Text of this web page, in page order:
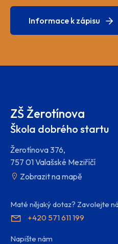
Informace k zápisu
ZŠ Žerotínova
Škola dobrého startu
Žerotínova 376,
757 01 Valašské Meziříčí
Zobrazit na mapě
Maté nějaký dotaz? Zavolejte
+420 571 611 199
Napište nám